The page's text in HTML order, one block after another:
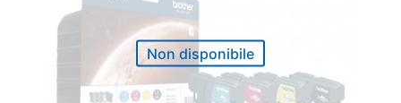
Non disponibile